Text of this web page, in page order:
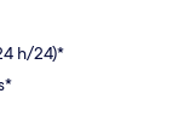
h/24)*